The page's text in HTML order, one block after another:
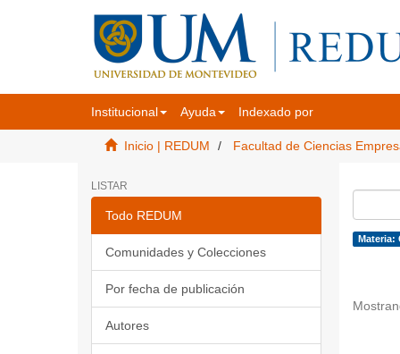
Institucional Ayuda Indexado por
Inicio | REDUM Facultad de Ciencias
LISTAR
Todo REDUM
Comunidades y Colecciones
Por fecha de publicación
Autores
Materia: